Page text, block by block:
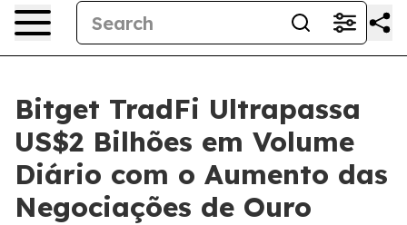
Bitget TradFi Ultrapassa
US$2 Bilhões em Volume
Diário com o Aumento das
Negociações de Ouro